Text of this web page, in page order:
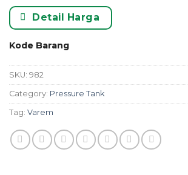
Detail Harga
Kode Barang
SKU: 982
Category: Pressure Tank
Tag: Varem